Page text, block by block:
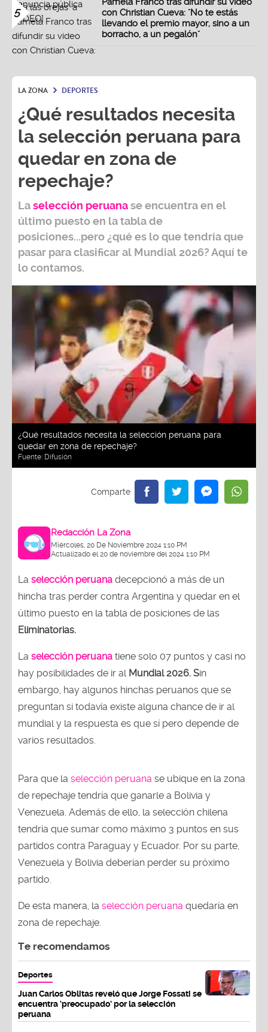
5
con Christian Cueva: "No te estás
llevando el premio mayor, sino a un
borracho, a un pegalón"
LA ZONA DEPORTES
¿Qué resultados necesita
la selección peruana para
quedar en zona de
repechaje?
Laselección peruanase encuentra en el
último puesto en la tabla de
posiciones...pero ¿qué es lo que tendría que
pasar para clasificar al Mundial 2026?Aquí te
lo contamos.
¿Qué resultados necesita la selección peruana para
quedar en zona de repechaje?
Fuente: Difusión
Redacción La Zona
Miércoles, 20 De Noviembre 2024 1:10 PM
Actualizado el 20 de noviembre del 2024 1:10 PM
La selección peruana decepcionó a más de un
hincha tras perder contra Argentina y quedar en el
último puesto en la tabla de posiciones de las
Eliminatorias.
La selección peruana tiene solo 07 puntos y casi no
hay posibilidades de ir al Mundial 2026. Sin
embargo, hay algunos hinchas peruanos que se
preguntan si todavía existe alguna chance de ir al
mundial y la respuesta es que sí pero depende de
varios resultados.
Para que la selección peruana se ubique en la zona
de repechaje tendría que ganarle a Bolivia y
Venezuela. Además de ello, la selección chilena
tendría que sumar como máximo 3 puntos en sus
partidos contra Paraguay y Ecuador. Por su parte,
Venezuela y Bolivia deberían perder su próximo
partido.
De esta manera, la selección peruana quedaría en
zona de repechaje.
Te recomendamos
Deportes
Juan Carlos Oblitas reveló que Jorge Fossati se
encuentra ‘preocupado’ por la selección
peruana